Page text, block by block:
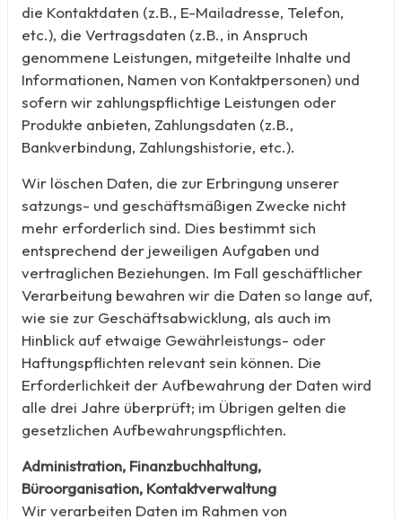
die Kontaktdaten (z.B., E-Mailadresse, Telefon,
etc.), die Vertragsdaten (z.B., in Anspruch
genommene Leistungen, mitgeteilte Inhalte und
Informationen, Namen von Kontaktpersonen) und
sofern wir zahlungspflichtige Leistungen oder
Produkte anbieten, Zahlungsdaten (z.B.,
Bankverbindung, Zahlungshistorie, etc.).
Wir löschen Daten, die zur Erbringung unserer
satzungs- und geschäftsmäßigen Zwecke nicht
mehr erforderlich sind. Dies bestimmt sich
entsprechend der jeweiligen Aufgaben und
vertraglichen Beziehungen. Im Fall geschäftlicher
Verarbeitung bewahren wir die Daten so lange auf,
wie sie zur Geschäftsabwicklung, als auch im
Hinblick auf etwaige Gewährleistungs- oder
Haftungspflichten relevant sein können. Die
Erforderlichkeit der Aufbewahrung der Daten wird
alle drei Jahre überprüft; im Übrigen gelten die
gesetzlichen Aufbewahrungspflichten.
Administration, Finanzbuchhaltung,
Büroorganisation, Kontaktverwaltung
Wir verarbeiten Daten im Rahmen von